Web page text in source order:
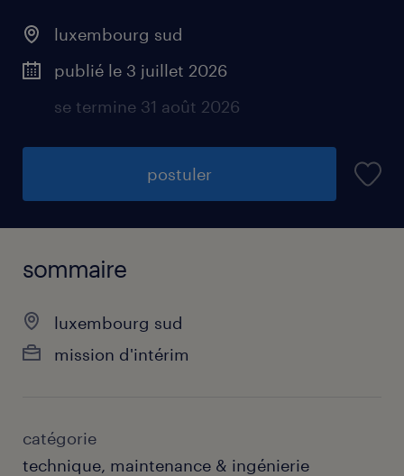
luxembourg sud
publié le 3 juillet 2026
se termine 31 août 2026
postuler
sommaire
luxembourg sud
mission d'intérim
catégorie
technique, maintenance & ingénierie